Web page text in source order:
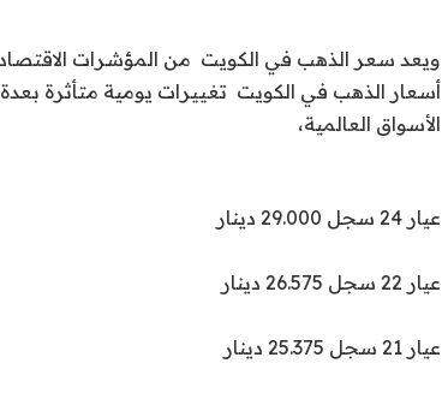
ويعد سعر الذهب في الكويت من المؤشرات
أسعار الذهب في الكويت تغييرات يومية متأثرة
الأسواق العالمية،
عيار 24 سجل 29.000 دينار
عيار 22 سجل 26.575 دينار
عيار 21 سجل 25.375 دينار